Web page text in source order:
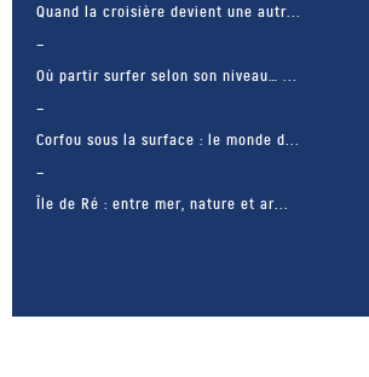
Quand la croisière devient une autr...
Où partir surfer selon son niveau… ...
Corfou sous la surface : le monde d...
Île de Ré : entre mer, nature et ar...